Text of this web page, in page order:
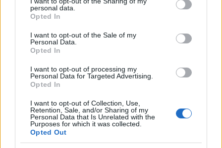
grant or deny consent to Google and its third-party tags to
use your data for below specified purposes in below Google
consent section.
personal data.
Opted In
I want to opt-out of the Sale of my
Personal Data.
Opted In
I want to opt-out of processing my
Personal Data for Targeted Advertising.
Opted In
I want to opt-out of Collection, Use,
Retention, Sale, and/or Sharing of my
Personal Data that Is Unrelated with the
Purposes for which it was collected.
Opted Out
A sorokból egyértelműen süt a szerző bírálata
Trumpról és a Brexitről is, miközben haladunk a
cselekménnyel. A történet is hibátlanul van felépítve,
telve feszültséggel, közben vannak szívszorító részek,
és kapunk egy szép kis fordulatot is, amire én
nagyon nem számítottam. Süt a regényből, hogy
Carré mennyire otthon van a témában. Legyen szó
akár a kémek világáról (még jó, hogy ismeri, ő maga
is aktívan kivette ebből a részét az 50-es években, így
kicsit olyan érzésem volt, mintha a kulisszák mögé
leshetnénk), akár a politikáról vagy épp a lélek
bugyrairól, élete 88 éve alatt begyűjtött tudása,
tapasztalata köszön vissza az oldalakról.